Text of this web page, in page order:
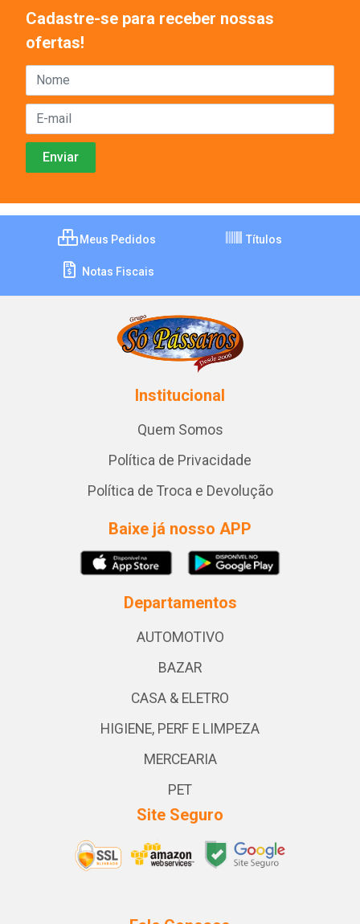
Cadastre-se para receber nossas
ofertas!
Meus Pedidos Títulos
Notas Fiscais
Institucional
Quem Somos
Política de Privacidade
Política de Troca e Devolução
Baixe já nosso APP
Departamentos
AUTOMOTIVO
BAZAR
CASA & ELETRO
HIGIENE, PERF E LIMPEZA
MERCEARIA
PET
Site Seguro